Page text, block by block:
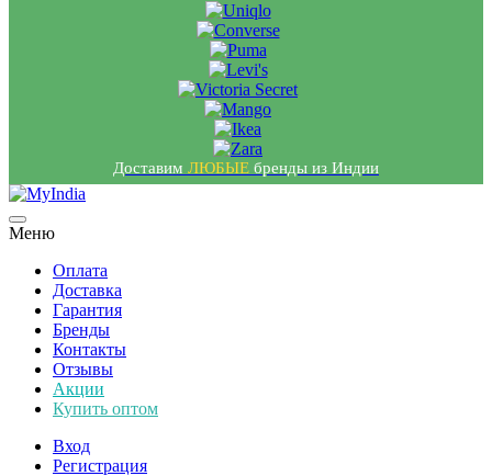
Доставим ЛЮБЫЕ бренды из Индии
Меню
Оплата
Доставка
Гарантия
Бренды
Контакты
Отзывы
Акции
Купить оптом
Вход
Регистрация